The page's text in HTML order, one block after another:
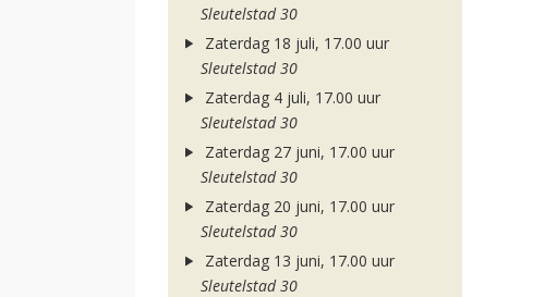
Sleutelstad 30
Zaterdag 18 juli, 17.00 uur
Sleutelstad 30
Zaterdag 4 juli, 17.00 uur
Sleutelstad 30
Zaterdag 27 juni, 17.00 uur
Sleutelstad 30
Zaterdag 20 juni, 17.00 uur
Sleutelstad 30
Zaterdag 13 juni, 17.00 uur
Sleutelstad 30